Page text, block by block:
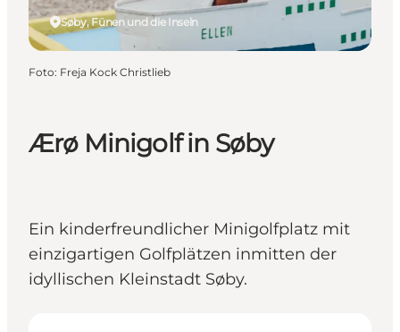
Ærø Minigolf in Søby
Ein kinderfreundlicher Minigolfplatz mit
einzigartigen Golfplätzen inmitten der
idyllischen Kleinstadt Søby.
Søby, Fünen und die Inseln
Foto: Freja Kock Christlieb